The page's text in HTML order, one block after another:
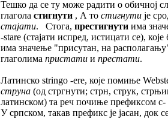
Тешко да се ту може радити о обичној
глагола стигнути , А то стигнути је
стајати. Стога, престигнути има
-stare (стајати испред, истицати се),
има значење "присутан, на
глаголима пристати и престати.
Латинско stringo -ere, које помиње
струна (од стргнути; стрн, струк,
латинском) та реч почиње префиксом
У српском, такав префикс је јасан,